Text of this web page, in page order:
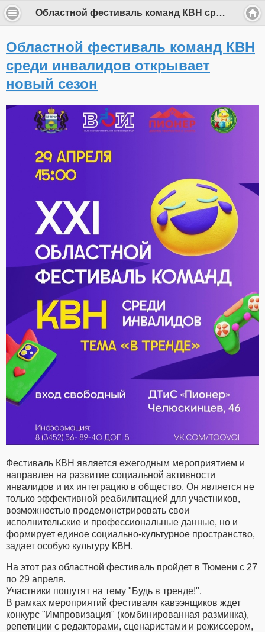
Областной фестиваль команд КВН среди инвалидов открывает новый сезон
Областной фестиваль команд КВН
среди инвалидов открывает
новый сезон
Фестиваль КВН является ежегодным мероприятием и
направлен на развитие социальной активности
инвалидов и их интеграцию в общество. Он является не
только эффективной реабилитацией для участников,
возможностью продемонстрировать свои
исполнительские и профессиональные данные, но и
формирует единое социально-культурное пространство,
задает особую культуру КВН.
На этот раз областной фестиваль пройдет в Тюмени с 27
по 29 апреля.
Участники пошутят на тему "Будь в тренде!".
В рамках мероприятий фестиваля кавээнщиков ждет
конкурс "Импровизация" (комбинированная разминка),
репетиции с редакторами, сценаристами и режиссером,